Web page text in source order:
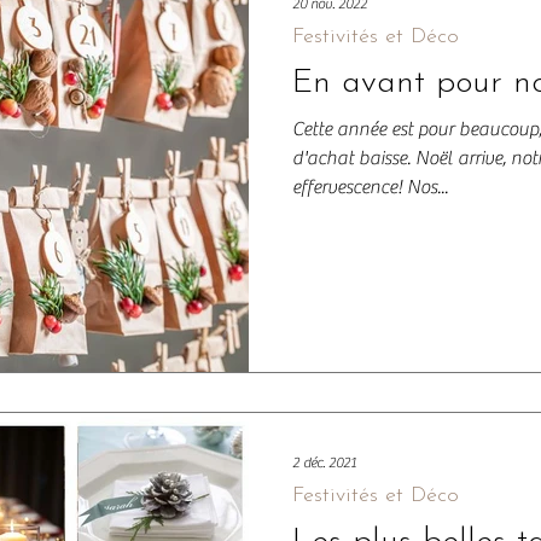
En avant pour
Cette année est pour
d'achat baisse. Noël arrive,
effervescence! Nos...
Festivités et Déco
20 nov. 2022
Festivités et Déco
2 déc. 2021